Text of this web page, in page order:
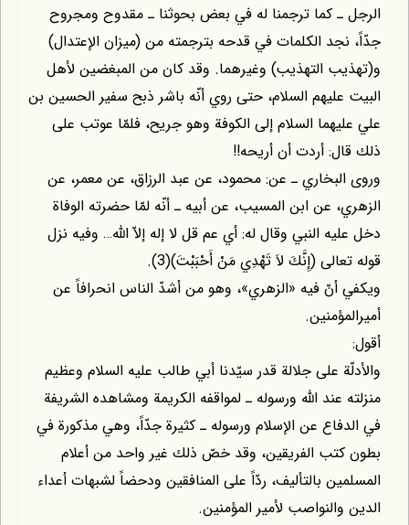
الرجل ـ كما ترجمنا له في بعض بحوثنا ـ مقدوح ومجروح
جدّاً، نجد الكلمات في قدحه بترجمته من (ميزان الإعتدال)
و(تهذيب التهذيب) وغيرهما. وقد كان من المبغضين لأهل
البيت عليهم السلام، حتى روي أنّه باشر ذبح سفير الحسين بن
علي عليهما السلام إلى الكوفة وهو جريح، فلمّا عوتب على
ذلك قال: أردت أن أريحه!!
وروى البخاري ـ عن: محمود، عن عبد الرزاق، عن معمر، عن
الزهري، عن ابن المسيب، عن أبيه ـ أنّه لمّا حضرته الوفاة
دخل عليه النبي وقال له: أي عم قل لا إله إلاّ الله… وفيه نزل
قوله تعالى (إِنَّكَ لاَ تَهْدِي مَنْ أَحْبَبْتَ)(3).
ويكفي أنّ فيه «الزهري»، وهو من أشدّ الناس انحرافاً عن
أميرالمؤمنين.
أقول:
والأدلّة على جلالة قدر سيّدنا أبي طالب عليه السلام وعظيم
منزلته عند الله ورسوله ـ لمواقفه الكريمة ومشاهده الشريفة
في الدفاع عن الإسلام ورسوله ـ كثيرة جدّاً، وهي مذكورة في
بطون كتب الفريقين، وقد خصّ ذلك غير واحد من أعلام
المسلمين بالتأليف، ردّاً على المنافقين ودحضاً لشبهات أعداء
الدين والنواصب لأمير المؤمنين.